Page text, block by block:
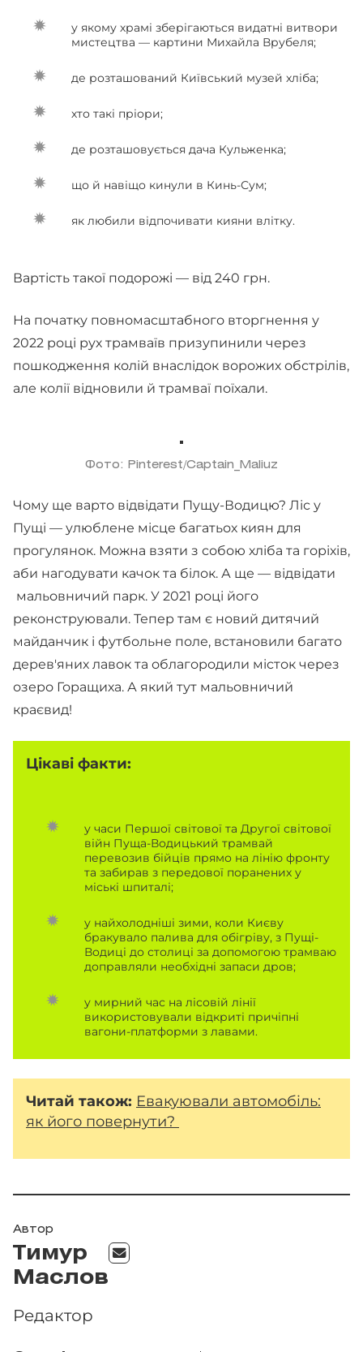
у якому храмі зберігаються видатні витвори
мистецтва — картини Михайла Врубеля;
де розташований Київський музей хліба;
хто такі пріори;
де розташовується дача Кульженка;
що й навіщо кинули в Кинь-Сум;
як любили відпочивати кияни влітку.
Вартість такої подорожі — від 240 грн.
На початку повномасштабного вторгнення у
2022 році рух трамваїв призупинили через
пошкодження колій внаслідок ворожих обстрілів,
але колії відновили й трамваї поїхали.
Фото: Pinterest/Captain_Maliuz
Чому ще варто відвідати Пущу-Водицю? Ліс у
Пущі — улюблене місце багатьох киян для
прогулянок. Можна взяти з собою хліба та горіхів,
аби нагодувати качок та білок. А ще — відвідати
мальовничий парк. У 2021 році його
реконструювали. Тепер там є новий ​​дитячий
майданчик і футбольне поле, встановили багато
дерев'яних лавок та облагородили місток через
озеро Горащиха. А який тут мальовничий
краєвид!
Цікаві факти:
у часи Першої світової та Другої світової
війн Пуща-Водицький трамвай
перевозив бійців прямо на лінію фронту
та забирав з передової поранених у
міські шпиталі;
у найхолодніші зими, коли Києву
бракувало палива для обігріву, з Пущі-
Водиці до столиці за допомогою трамваю
доправляли необхідні запаси дров;
у мирний час на лісовій лінії
використовували відкриті причіпні
вагони-платформи з лавами.
Читай також: Евакуювали автомобіль:
як його повернути?
Автор
Тимур
Маслов
Редактор